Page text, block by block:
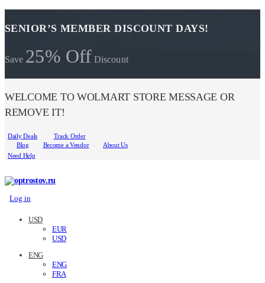
SENIOR’S MEMBER DISCOUNT DAYS!
Save 25% Off Discount
WELCOME TO WOLMART STORE MESSAGE OR
REMOVE IT!
Daily Deals
Track Order
Blog
Become a Vendor
About Us
Need Help
Log in
USD
EUR
USD
ENG
ENG
FRA